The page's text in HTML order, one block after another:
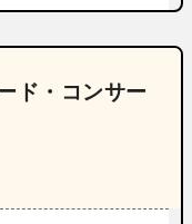
ド・コンサー